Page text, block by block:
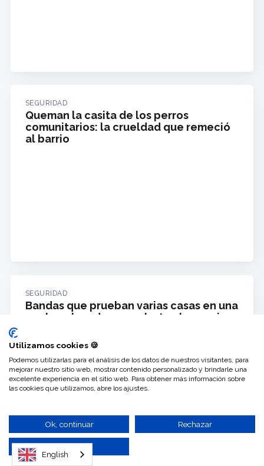
SEGURIDAD
Queman la casita de los perros
comunitarios: la crueldad que remeció
al barrio
SEGURIDAD
Bandas que prueban varias casas en una
noche: el modus que alertan los vecinos
English
Utilizamos cookies 🍪
Podemos utilizarlas para el análisis de los datos de nuestros visitantes, para
mejorar nuestro sitio web, mostrar contenido personalizado y brindarle una
excelente experiencia en el sitio web. Para obtener más información sobre
las cookies que utilizamos, abre los ajustes.
Ok, continuar Rechazar
No, ajustar